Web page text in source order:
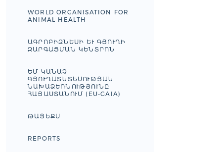
WORLD ORGANISATION FOR
ANIMAL HEALTH
ԱԳՐՈԲԻԶՆԵՍԻ ԵՒ ԳՅՈՒՂԻ Զ
ԱՐԳԱՑՄԱՆ ԿԵՆՏՐՈՆ
ԵՄ ԿԱՆԱՉ
ԳՅՈՒՂԱՏՆՏԵՍՈՒԹՅԱՆ
ՆԱԽԱՁԵՌՆՈՒԹՅՈՒՆԸ
ՀԱՅԱՍՏԱՆՈՒՄ (EU-GAIA)
ԹԱՅԵՔՍ
REPORTS